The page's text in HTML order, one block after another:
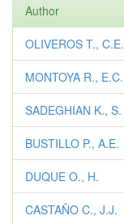
Author
OLIVEROS T., C.E.
MONTOYA R., E.C.
SADEGHIAN K., S.
BUSTILLO P., A.E.
DUQUE O., H.
CASTAÑO C., J.J.